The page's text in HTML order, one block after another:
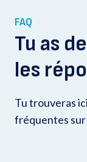
FAQ
Tu as
les
Tu trouveras
fréquentes